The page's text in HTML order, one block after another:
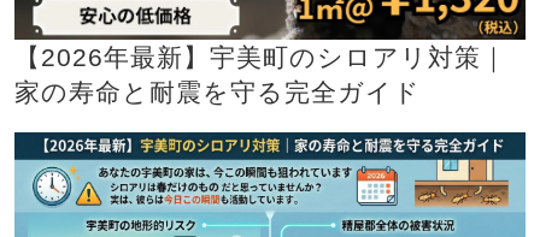
【2026年最新】宇美町のシロアリ対策｜
家の寿命と耐震を守る完全ガイド